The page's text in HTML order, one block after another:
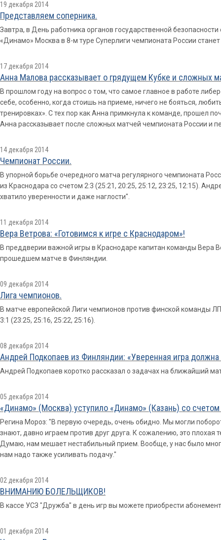
19 декабря 2014
Представляем соперника.
Завтра, в День работника органов государственной
«Динамо» Москва в 8-м туре Суперлиги чемпионата России
17 декабря 2014
Анна Малова рассказывает о грядущем Кубке и сложных
В прошлом году на вопрос о том, что самое главное в работе
себе, особенно, когда стоишь на приеме, ничего не бояться,
тренировках». С тех пор как Анна примкнула к команде, прошел
Анна рассказывает после сложных матчей чемпионата России и
14 декабря 2014
Чемпионат России.
В упорной борьбе очередного матча регулярного чемпионата
из Краснодара со счетом 2:3 (25:21, 20:25, 25:12, 23:25, 12:15).
хватило уверенности и даже наглости".
11 декабря 2014
Вера Ветрова: «Готовимся к игре с Краснодаром»!
В преддверии важной игры в Краснодаре капитан команды Вера
прошедшем матче в Финляндии.
09 декабря 2014
Лига чемпионов.
В матче европейской Лиги чемпионов против финской команды
3:1 (23:25, 25:16, 25:22, 25:16).
08 декабря 2014
Андрей Подкопаев из Финляндии: «Уверенная игра должна
Андрей Подкопаев коротко рассказал о задачах на ближайший
05 декабря 2014
«Динамо» (Москва) уступило «Динамо» (Казань) со счетом
Регина Мороз: "В первую очередь, очень обидно. Мы могли
знают, давно играем против друг друга. К сожалению, это
Думаю, нам мешает нестабильный прием. Вообще, у нас было
нам надо также усиливать подачу."
02 декабря 2014
ВНИМАНИЮ БОЛЕЛЬЩИКОВ!
В кассе УСЗ "Дружба" в день игр вы можете приобрести
01 декабря 2014